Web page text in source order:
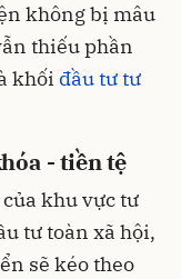
không bị mâu
thiếu phần
khối đầu tư tư
- tiền tệ
khu vực tư
tư toàn xã hội,
sẽ kéo theo